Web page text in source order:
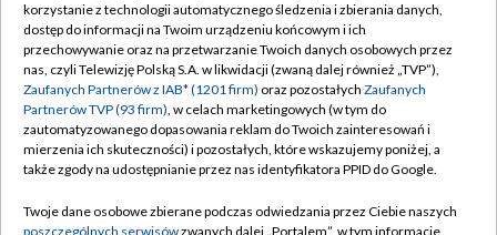
TVP
Abonament TVP
Emisja w TVP
Centrum informacji TVP
Naziemna Telewizja Cyfrowa
Rada Programowa
Regulamin TVP
Polityka prywatności
Moje zgody
Pomoc
korzystanie z technologii automatycznego śledzenia i zbierania danych,
dostęp do informacji na Twoim urządzeniu końcowym i ich
przechowywanie oraz na przetwarzanie Twoich danych osobowych przez
nas, czyli Telewizję Polską S.A. w likwidacji (zwaną dalej również „TVP”),
Zaufanych Partnerów z IAB* (1201 firm) oraz pozostałych Zaufanych
Partnerów TVP (93 firm), w celach marketingowych (w tym do
zautomatyzowanego dopasowania reklam do Twoich zainteresowań i
mierzenia ich skuteczności) i pozostałych, które wskazujemy poniżej, a
także zgody na udostępnianie przez nas identyfikatora PPID do Google.
Twoje dane osobowe zbierane podczas odwiedzania przez Ciebie naszych
poszczególnych serwisówzwanych dalej „Portalem”, w tym informacje